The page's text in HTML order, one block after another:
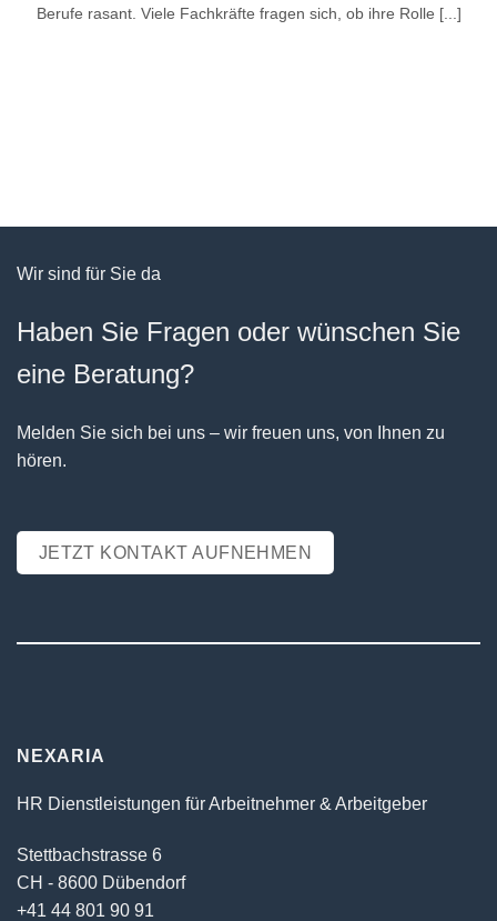
Berufe rasant. Viele Fachkräfte fragen sich, ob ihre Rolle [...]
Wir sind für Sie da
Haben Sie Fragen oder wünschen Sie
eine Beratung?
Melden Sie sich bei uns – wir freuen uns, von Ihnen zu
hören.
JETZT KONTAKT AUFNEHMEN
NEXARIA
HR Dienstleistungen für Arbeitnehmer & Arbeitgeber
Stettbachstrasse 6
CH - 8600 Dübendorf
+41 44 801 90 91